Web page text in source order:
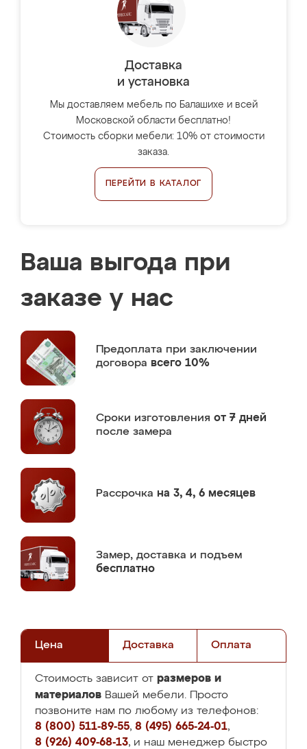
Доставка
и установка
Мы доставляем мебель по Балашихе и всей
Московской области бесплатно!
Стоимость сборки мебели: 10% от стоимости
заказа.
ПЕРЕЙТИ В КАТАЛОГ
Ваша выгода при
заказе у нас
Предоплата при заключении
договора всего 10%
Сроки изготовления от 7 дней
после замера
Рассрочка на 3, 4, 6 месяцев
Замер, доставка и подъем
бесплатно
Цена Доставка Оплата
Стоимость зависит от размеров и
материалов Вашей мебели. Просто
позвоните нам по любому из телефонов:
8 (800) 511-89-55, 8 (495) 665-24-01,
8 (926) 409-68-13, и наш менеджер быстро